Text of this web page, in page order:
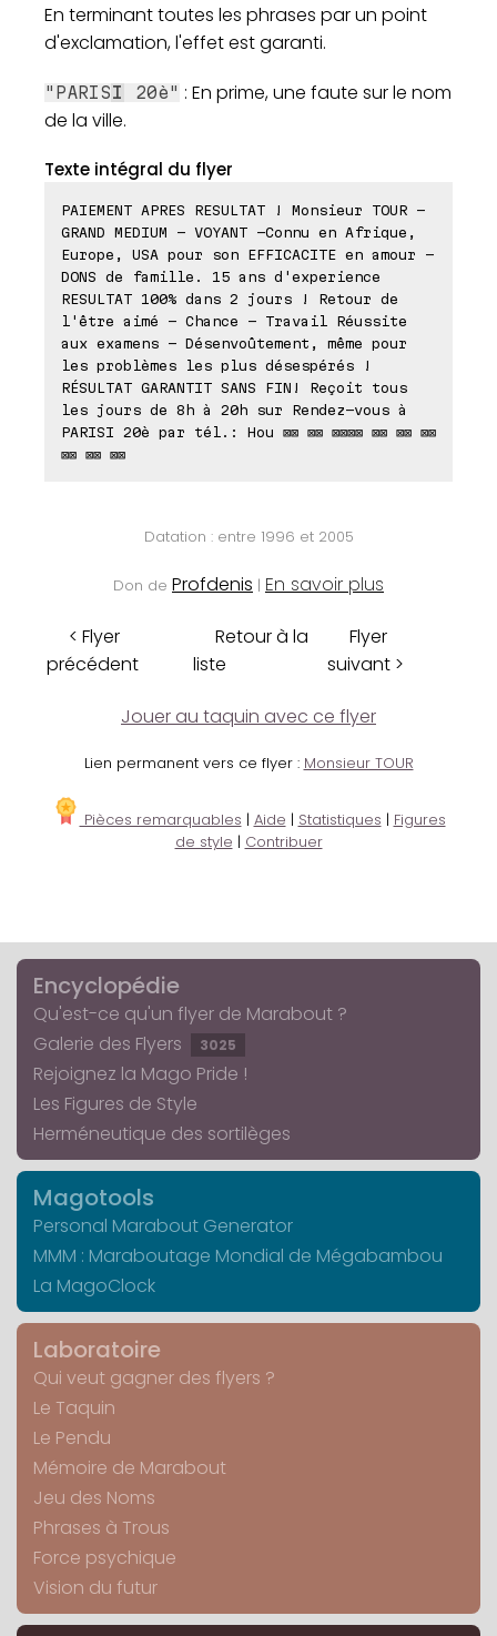
En terminant toutes les phrases par un point
d'exclamation, l'effet est garanti.
"PARISI 20è" : En prime, une faute sur le nom
de la ville.
Texte intégral du flyer
PAIEMENT APRES RESULTAT ! Monsieur TOUR -
GRAND MEDIUM - VOYANT -Connu en Afrique,
Europe, USA pour son EFFICACITE en amour -
DONS de famille. 15 ans d'experience
RESULTAT 100% dans 2 jours ! Retour de
l'être aimé - Chance - Travail Réussite
aux examens - Désenvoûtement, même pour
les problèmes les plus désespérés !
RÉSULTAT GARANTIT SANS FIN! Reçoit tous
les jours de 8h à 20h sur Rendez-vous à
PARISI 20è par tél.: Hou ⊠⊠ ⊠⊠ ⊠⊠⊠⊠ ⊠⊠ ⊠⊠ ⊠⊠
⊠⊠ ⊠⊠ ⊠⊠
Datation : entre 1996 et 2005
Don de Profdenis | En savoir plus
< Flyer
précédent
Retour à la
liste
Flyer
suivant >
Jouer au taquin avec ce flyer
Lien permanent vers ce flyer : Monsieur TOUR
Pièces remarquables | Aide | Statistiques | Figures
de style | Contribuer
Encyclopédie
Qu'est-ce qu'un flyer de Marabout ?
Galerie des Flyers
3025
Rejoignez la Mago Pride !
Les Figures de Style
Herméneutique des sortilèges
Magotools
Personal Marabout Generator
MMM : Maraboutage Mondial de Mégabambou
La MagoClock
Laboratoire
Qui veut gagner des flyers ?
Le Taquin
Le Pendu
Mémoire de Marabout
Jeu des Noms
Phrases à Trous
Force psychique
Vision du futur